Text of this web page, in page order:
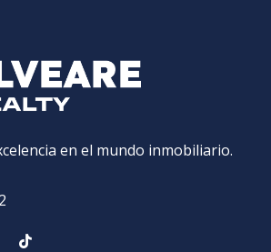
en el mundo inmobiliario.